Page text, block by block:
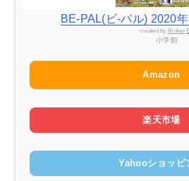
BE-PAL(ビ-パル) 2020
created by Rinker
小学館
Amazon
楽天市場
Yahooショッピ